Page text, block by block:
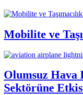
Mobilite ve
Olumsuz Hava
Sektörüne